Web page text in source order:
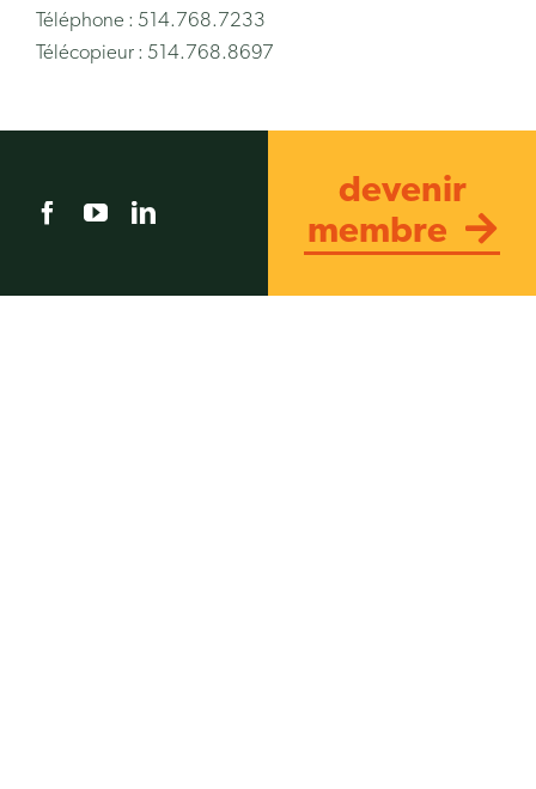
Téléphone : 514.768.7233
Télécopieur : 514.768.8697
devenir
membre